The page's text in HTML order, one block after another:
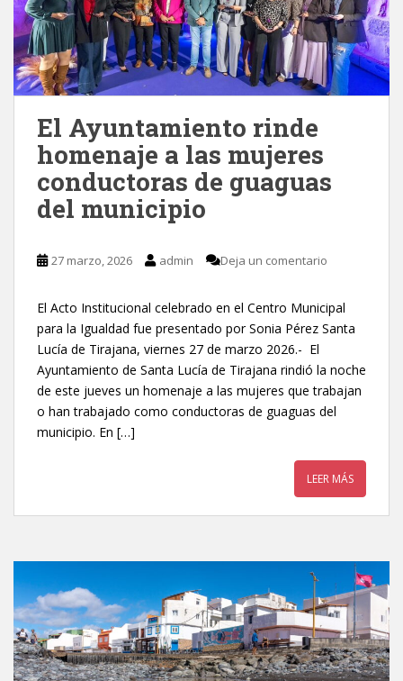
El Ayuntamiento rinde
homenaje a las mujeres
conductoras de guaguas
del municipio
27 marzo, 2026 admin Deja un comentario
El Acto Institucional celebrado en el Centro Municipal
para la Igualdad fue presentado por Sonia Pérez Santa
Lucía de Tirajana, viernes 27 de marzo 2026.- El
Ayuntamiento de Santa Lucía de Tirajana rindió la noche
de este jueves un homenaje a las mujeres que trabajan
o han trabajado como conductoras de guaguas del
municipio. En […]
LEER MÁS